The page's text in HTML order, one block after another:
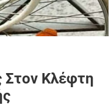
Στον Κλέφτη